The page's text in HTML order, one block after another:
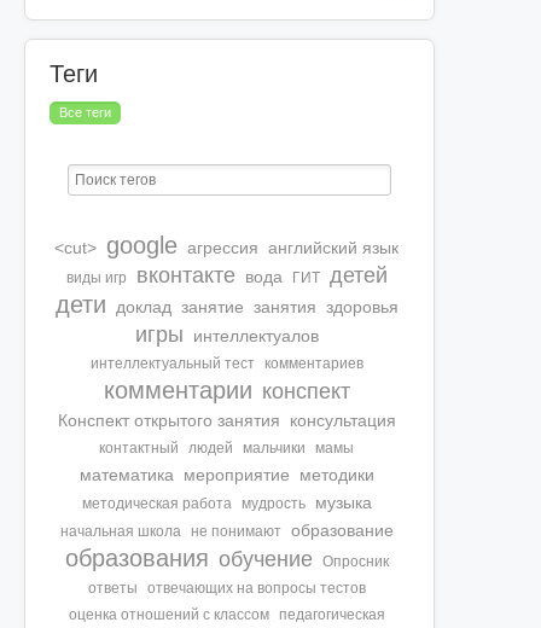
Теги
Все теги
<cut> google агрессия английский язык
виды игр вконтакте вода ГИТ детей
дети доклад занятие занятия здоровья
игры интеллектуалов
интеллектуальный тест комментариев
комментарии конспект
Конспект открытого занятия консультация
контактный людей мальчики мамы
математика мероприятие методики
методическая работа мудрость музыка
начальная школа не понимают образование
образования обучение
Опросник
ответы
отвечающих на вопросы тестов
оценка отношений с классом
педагогическая